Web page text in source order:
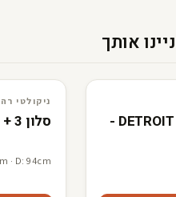
אותך
סלון 2 + 3 במבצע דגם DETROIT -
3D · AR
ניקולטי רהיטים
ניקולטי
סלון 3 + 2 דגם ALAN - ניקולטי
· D: 94cm